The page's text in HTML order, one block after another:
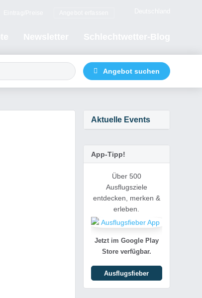
Aktuelle Events
App-Tipp!
Über 500
Ausflugsziele
entdecken, merken &
erleben.
Jetzt im Google Play
Store verfügbar.
Ausflugsfieber